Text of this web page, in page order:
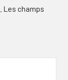
Les champs